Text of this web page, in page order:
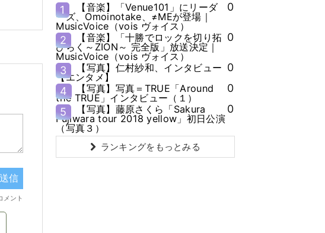
1
【音楽】「Venue101」にリーダ
ーズ、Omoinotake、≠MEが登場｜
MusicVoice（vois ヴォイス）
0
2
【音楽】「十勝でロックを切り拓
ひらく～ZION～ 完全版」放送決定｜
MusicVoice（vois ヴォイス）
0
3
【写真】仁村紗和、インタビュー
【エンタメ】
0
4
【写真】写真＝TRUE「Around
the TRUE」インタビュー（１）
0
5
【写真】藤原さくら「Sakura
Fujiwara tour 2018 yellow」初日公演
（写真３）
0
ランキングをもっとみる